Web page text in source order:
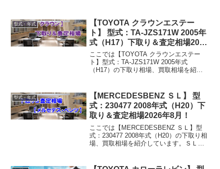
型式・年式
【TOYOTA クラウンエステー
ト】 型式：TA-JZS171W 2005年
式（H17）下取り＆査定相場2026
年8月！
ここでは【TOYOTA クラウンエステー
ト】型式：TA-JZS171W 2005年式
（H17）の下取り相場、買取相場を紹介
買取相場下取り相場：マイナス1...
型式・年式
【MERCEDESBENZ ＳＬ】 型
式：230477 2008年式（H20）下
取り＆査定相場2026年8月！
ここでは【MERCEDESBENZ ＳＬ】型
式：230477 2008年式（H20）の下取り相
場、買取相場を紹介しています。ＳＬ
万円買取り相場：マ...